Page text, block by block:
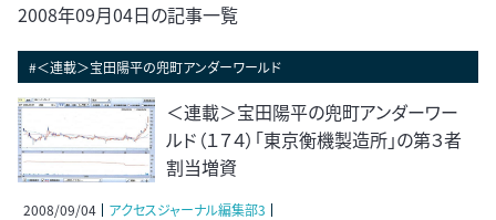
2008年09月04日の記事一覧
#＜連載＞宝田陽平の兜町アンダーワールド
＜連載＞宝田陽平の兜町アンダーワー
ルド（１７４）「東京衡機製造所」の第３者
割当増資
2008/09/04 アクセスジャーナル編集部3